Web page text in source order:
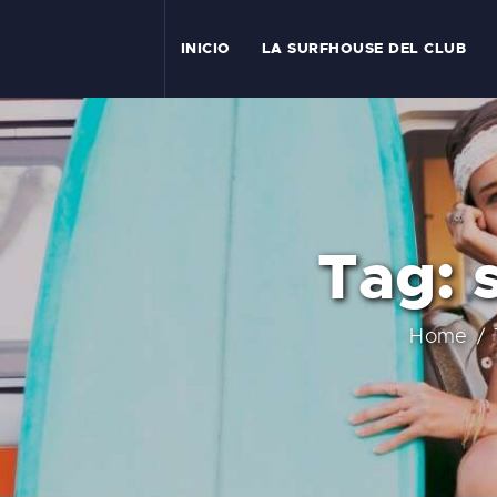
INICIO LA SURFHOUSE DEL CLUB
Tag:
Home